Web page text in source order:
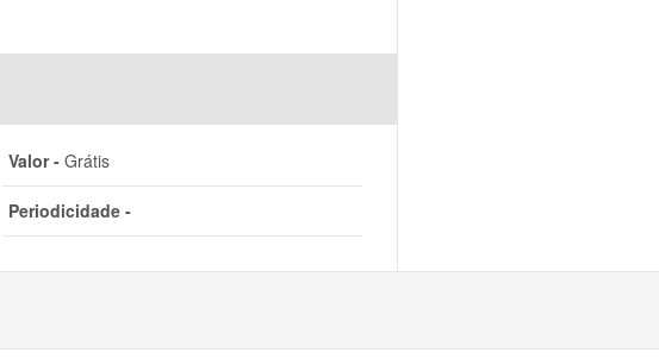
Valor -Grátis
Periodicidade -